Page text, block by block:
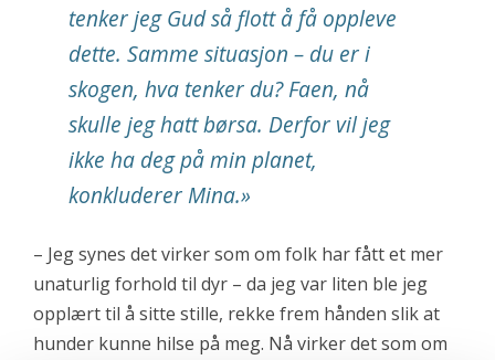
tenker jeg Gud så flott å få oppleve
dette. Samme situasjon – du er i
skogen, hva tenker du? Faen, nå
skulle jeg hatt børsa. Derfor vil jeg
ikke ha deg på min planet,
konkluderer Mina.»
– Jeg synes det virker som om folk har fått et mer
unaturlig forhold til dyr – da jeg var liten ble jeg
opplært til å sitte stille, rekke frem hånden slik at
hunder kunne hilse på meg. Nå virker det som om